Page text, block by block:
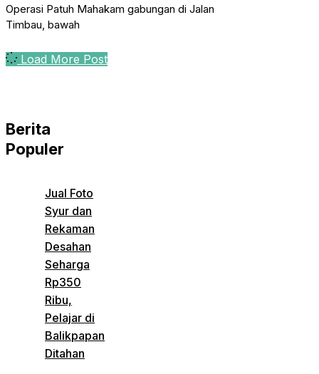
Operasi Patuh Mahakam gabungan di Jalan
Timbau, bawah
Load More Post
Berita
Populer
Jual Foto
Syur dan
Rekaman
Desahan
Seharga
Rp350
Ribu,
Pelajar di
Balikpapan
Ditahan